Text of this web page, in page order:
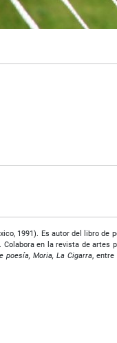
1991). Es autor del libro de
Colabora en la revista de artes
poesía, Moria, La Cigarra, entre